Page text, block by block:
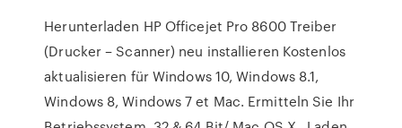
Herunterladen HP Officejet Pro 8600 Treiber
(Drucker – Scanner) neu installieren Kostenlos
aktualisieren für Windows 10, Windows 8.1,
Windows 8, Windows 7 et Mac. Ermitteln Sie Ihr